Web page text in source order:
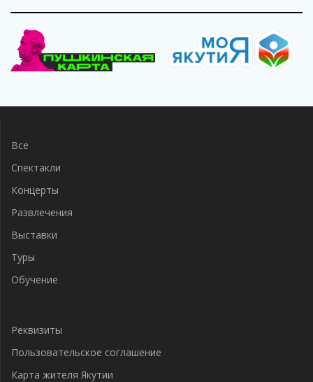
Все
Спектакли
Концерты
Развлечения
Выставки
Туры
Обучение
Реквизиты
Пользовательское соглашение
Карта жителя Якутии